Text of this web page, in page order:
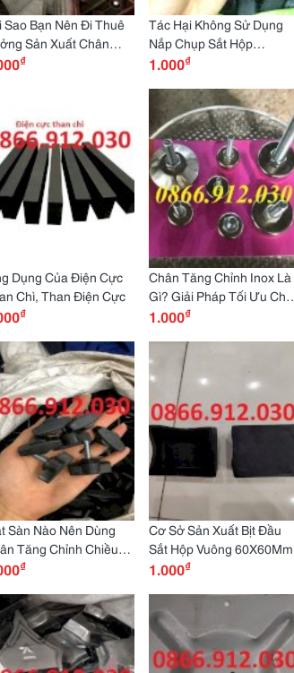
Sao Bạn Nên Đi Thuê
Sản Xuất Chân
Chỉnh
₫
Tác Hại Không Sử Dụng
Nắp Chụp Sắt Hộp
20X40Mm
1.000₫
Dụng Của Điện Cực
Chì, Than Điện Cực
₫
Chân Tăng Chỉnh Inox Là
Gì? Giải Pháp Tối Ưu Cho
Nội Thất
1.000₫
Sàn Nào Nên Dùng
Tăng Chỉnh Chiều
₫
Cơ Sở Sản Xuất Bịt Đầu
Sắt Hộp Vuông 60X60Mm
1.000₫